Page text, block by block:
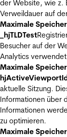
der Website, wie z.
Verweildauer auf
Maximale
_hjTLDTest
Besucher auf der
Analytics
Maximale
aktuelle Sitzung.
Informationen über
Informationen
zu optimieren.
Maximale